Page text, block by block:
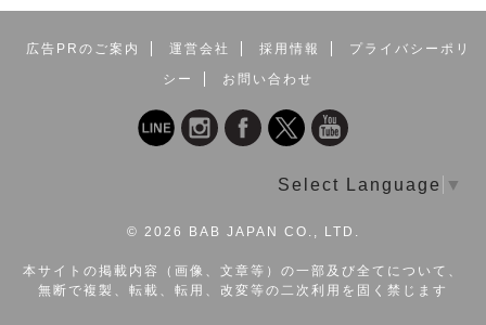
広告PRのご案内 運営会社 採用情報
プライバシーポリ
シー
お問い合わせ
Select Language ▼
© 2026 BAB JAPAN CO., LTD.
本サイトの掲載内容（画像、文章等）の一部及び全てについて、
無断で複製、転載、転用、改変等の二次利用を固く禁じます